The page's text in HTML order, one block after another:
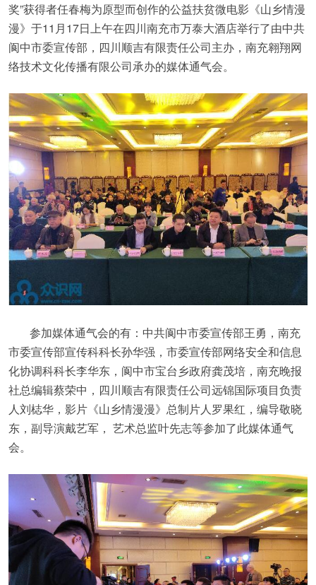
奖”获得者任春梅为原型而创作的公益扶贫微电影《山乡情漫
漫》于11月17日上午在四川南充市万泰大酒店举行了由中共
阆中市委宣传部，四川顺吉有限责任公司主办，南充翱翔网
络技术文化传播有限公司承办的媒体通气会。
参加媒体通气会的有：中共阆中市委宣传部王勇，南充
市委宣传部宣传科科长孙华强，市委宣传部网络安全和信息
化协调科科长李华东，阆中市宝台乡政府龚茂培，南充晚报
社总编辑蔡荣中，四川顺吉有限责任公司远锦国际项目负责
人刘梽华，影片《山乡情漫漫》总制片人罗果红，编导敬晓
东，副导演戴艺军， 艺术总监叶先志等参加了此媒体通气
会。